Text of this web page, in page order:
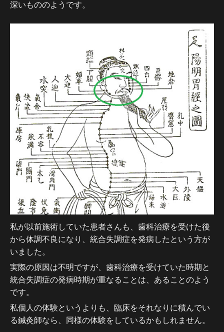
深いもののようです。
私が以前施術していた患者さんも、歯科治療を受けた後
から体調不良になり、統合失調症を発病したという方が
いました。
実際の原因は不明ですが、歯科治療を受けていた時期と
統合失調症の発病時期が重なることは、あることのよう
です。
私個人の体験というよりも、臨床をそれなりに積んでい
る鍼灸師なら、同様の体験をしているかもしれません。